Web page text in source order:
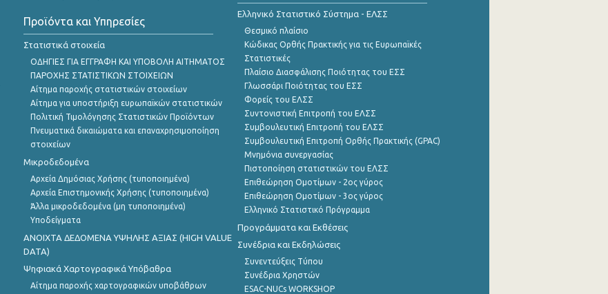
Προϊόντα και Υπηρεσίες
Στατιστικά στοιχεία
ΟΔΗΓΙΕΣ ΓΙΑ ΕΓΓΡΑΦΗ ΚΑΙ ΥΠΟΒΟΛΗ ΑΙΤΗΜΑΤΟΣ
ΠΑΡΟΧΗΣ ΣΤΑΤΙΣΤΙΚΩΝ ΣΤΟΙΧΕΙΩΝ
Αίτημα παροχής στατιστικών στοιχείων
Αίτημα για υποστήριξη ευρωπαϊκών στατιστικών
Πολιτική Τιμολόγησης Στατιστικών Προϊόντων
Πνευματικά δικαιώματα και επαναχρησιμοποίηση
στοιχείων
Μικροδεδομένα
Αρχεία Δημόσιας Χρήσης (τυποποιημένα)
Αρχεία Επιστημονικής Χρήσης (τυποποιημένα)
Άλλα μικροδεδομένα (μη τυποποιημένα)
Υποδείγματα
ANOIXTA ΔΕΔΟΜΕΝΑ ΥΨΗΛΗΣ ΑΞΙΑΣ (HIGH VALUE
DATA)
Ψηφιακά Χαρτογραφικά Υπόβαθρα
Αίτημα παροχής χαρτογραφικών υποβάθρων
Ελληνικό Στατιστικό Σύστημα - ΕΛΣΣ
Θεσμικό πλαίσιο
Κώδικας Ορθής Πρακτικής για τις Ευρωπαϊκές
Στατιστικές
Πλαίσιο Διασφάλισης Ποιότητας του ΕΣΣ
Γλωσσάρι Ποιότητας του ΕΣΣ
Φορείς του ΕΛΣΣ
Συντονιστική Επιτροπή του ΕΛΣΣ
Συμβουλευτική Επιτροπή του ΕΛΣΣ
Συμβουλευτική Επιτροπή Ορθής Πρακτικής (GPAC)
Μνημόνια συνεργασίας
Πιστοποίηση στατιστικών του ΕΛΣΣ
Επιθεώρηση Ομοτίμων - 2ος γύρος
Επιθεώρηση Ομοτίμων - 3ος γύρος
Ελληνικό Στατιστικό Πρόγραμμα
Προγράμματα και Εκθέσεις
Συνέδρια και Εκδηλώσεις
Συνεντεύξεις Τύπου
Συνέδρια Χρηστών
ESAC-NUCs WORKSHOP